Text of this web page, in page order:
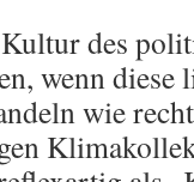
des
wenn
wie